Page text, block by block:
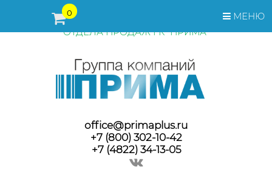
МЕНЮ
0
ПЕРЕД ОФОРМЛЕНИЕМ ЗАКАЗА, СТОИМОСТЬ И СРОКИ
ПОСТАВКИ ТОВАРА УТОЧНЯЙТЕ У МЕНЕДЖЕРОВ
ОТДЕЛА ПРОДАЖ ГК "ПРИМА"
office@primaplus.ru
+7 (800) 302-10-42
+7 (4822) 34-13-05